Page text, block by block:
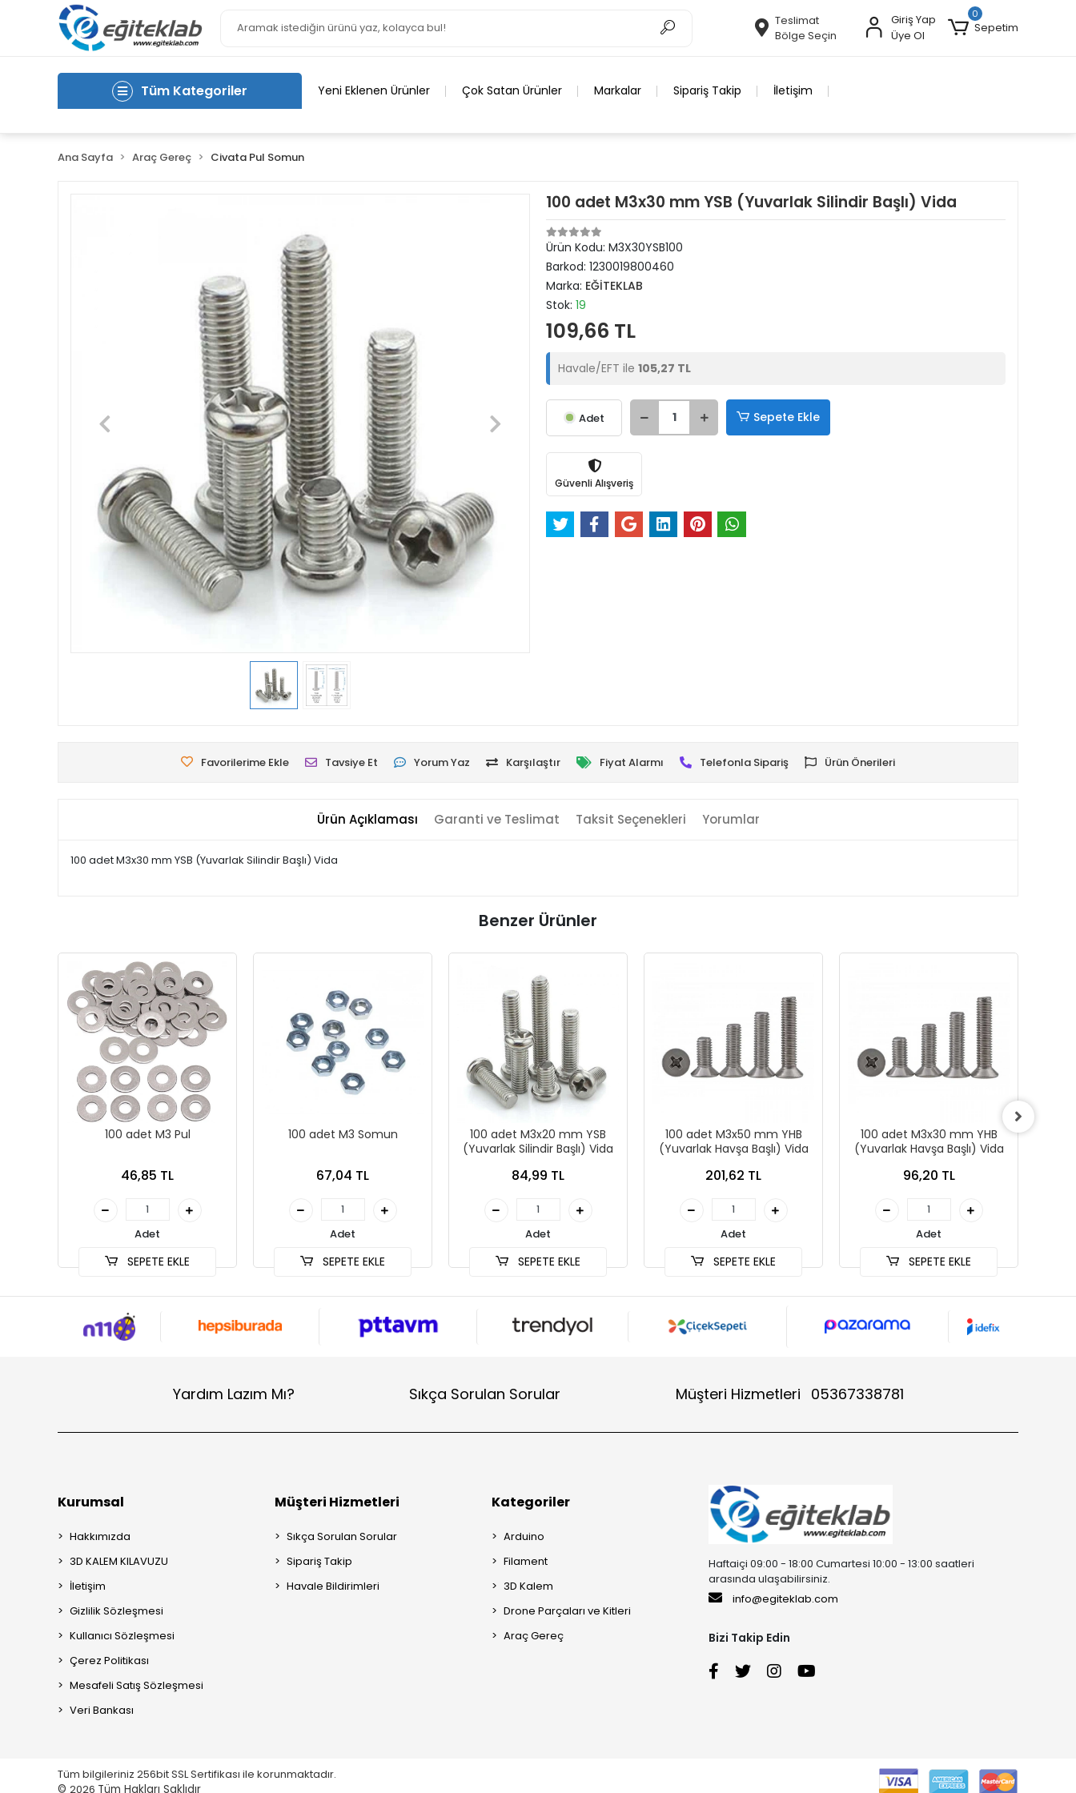
Teslimat
Bölge Seçin
Giriş Yap
Üye Ol
0
Sepetim
Tüm Kategoriler Yeni Eklenen Ürünler Çok Satan Ürünler Markalar Sipariş Takip İletişim
Ana Sayfa Araç Gereç Civata Pul Somun
100 adet M3x30 mm YSB (Yuvarlak Silindir Başlı) Vida
Ürün Kodu: M3X30YSB100
Barkod: 1230019800460
Marka: EĞİTEKLAB
Stok: 19
109,66 TL
Havale/EFT ile 105,27 TL
Adet Sepete Ekle
Güvenli Alışveriş
Favorilerime Ekle Tavsiye Et Yorum Yaz Karşılaştır Fiyat Alarmı Telefonla Sipariş Ürün Önerileri
Ürün Açıklaması Garanti ve Teslimat Taksit Seçenekleri Yorumlar
100 adet M3x30 mm YSB (Yuvarlak Silindir Başlı) Vida
Benzer Ürünler
100 adet M3 Pul
46,85 TL
Adet
SEPETE EKLE
100 adet M3 Somun
67,04 TL
Adet
SEPETE EKLE
100 adet M3x20 mm YSB
(Yuvarlak Silindir Başlı) Vida
84,99 TL
Adet
SEPETE EKLE
100 adet M3x50 mm YHB
(Yuvarlak Havşa Başlı) Vida
201,62 TL
Adet
SEPETE EKLE
100 adet M3x30 mm YHB
(Yuvarlak Havşa Başlı) Vida
96,20 TL
Adet
SEPETE EKLE
Yardım Lazım Mı? Sıkça Sorulan Sorular Müşteri Hizmetleri 05367338781
Kurumsal
Hakkımızda
3D KALEM KILAVUZU
İletişim
Gizlilik Sözleşmesi
Kullanıcı Sözleşmesi
Çerez Politikası
Mesafeli Satış Sözleşmesi
Veri Bankası
Müşteri Hizmetleri
Sıkça Sorulan Sorular
Sipariş Takip
Havale Bildirimleri
Kategoriler
Arduino
Filament
3D Kalem
Drone Parçaları ve Kitleri
Araç Gereç
Haftaiçi 09:00 - 18:00 Cumartesi 10:00 - 13:00 saatleri
arasında ulaşabilirsiniz.
info@egiteklab.com
Bizi Takip Edin
Tüm bilgileriniz 256bit SSL Sertifikası ile korunmaktadır.
© 2026 Tüm Hakları Saklıdır